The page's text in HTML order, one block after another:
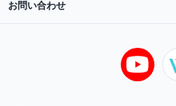
お問い合わせ